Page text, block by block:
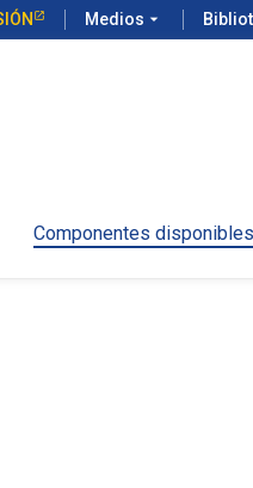
Medios arrow_drop_down
Componentes disponibles